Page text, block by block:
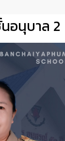
อนุบาล 2